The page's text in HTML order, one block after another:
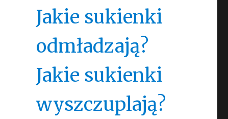
Jakie sukienki
odmładzają?
Jakie sukienki
wyszczuplają?